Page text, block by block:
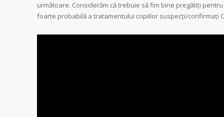
următoare. Considerăm că trebuie să fim bine pregătiți
foarte probabilă a tratamentului copiilor suspecți/confirmați